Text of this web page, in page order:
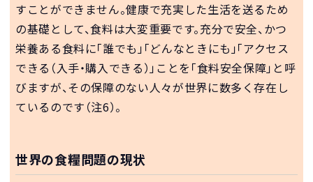
すことができません。健康で充実した生活を送るため
の基礎として、食料は大変重要です。充分で安全、かつ
栄養ある食料に「誰でも」「どんなときにも」「アクセス
できる（入手・購入できる）」ことを「食料安全保障」と呼
びますが、その保障のない人々が世界に数多く存在し
ているのです（注6）。
世界の食糧問題の現状